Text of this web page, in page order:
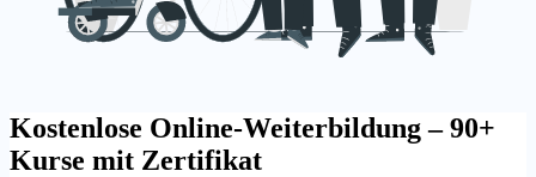
Kostenlose Online-Weiterbildung – 90+
Kurse mit Zertifikat